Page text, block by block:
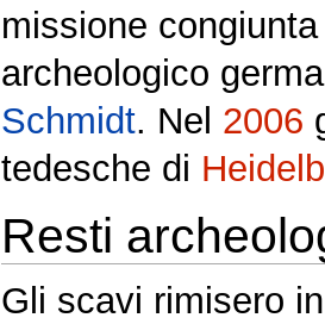
missione
archeologico
Schmidt. Nel 2006
tedesche di
Resti
Gli scavi rimisero